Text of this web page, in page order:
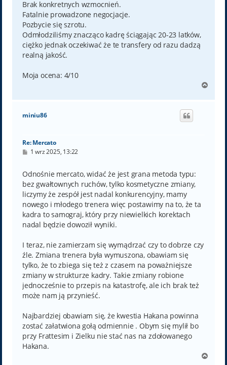
Brak konkretnych wzmocnień.
Fatalnie prowadzone negocjacje.
Pozbycie się szrotu.
Odmłodziliśmy znacząco kadrę ściągając 20-23 latków,
ciężko jednak oczekiwać że te transfery od razu dadzą
realną jakość.
Moja ocena: 4/10
g
miniu86
Re: Mercato
P
t
1 wrz 2025, 13:22
Odnośnie mercato, widać że jest grana metoda typu:
bez gwałtownych ruchów, tylko kosmetyczne zmiany,
liczymy że zespół jest nadal konkurencyjny, mamy
nowego i młodego trenera więc postawimy na to, że ta
kadra to samograj, który przy niewielkich korektach
nadal będzie dowoził wyniki.
I teraz, nie zamierzam się wymądrzać czy to dobrze czy
źle. Zmiana trenera była wymuszona, obawiam się
tylko, że to zbiega się też z czasem na poważniejsze
zmiany w strukturze kadry. Takie zmiany robione
jednocześnie to przepis na katastrofę, ale ich brak też
może nam ją przynieść.
Najbardziej obawiam się, że kwestia Hakana powinna
zostać załatwiona gołą odmiennie . Obym się mylił bo
przy Frattesim i Zielku nie stać nas na zdołowanego
Hakana.